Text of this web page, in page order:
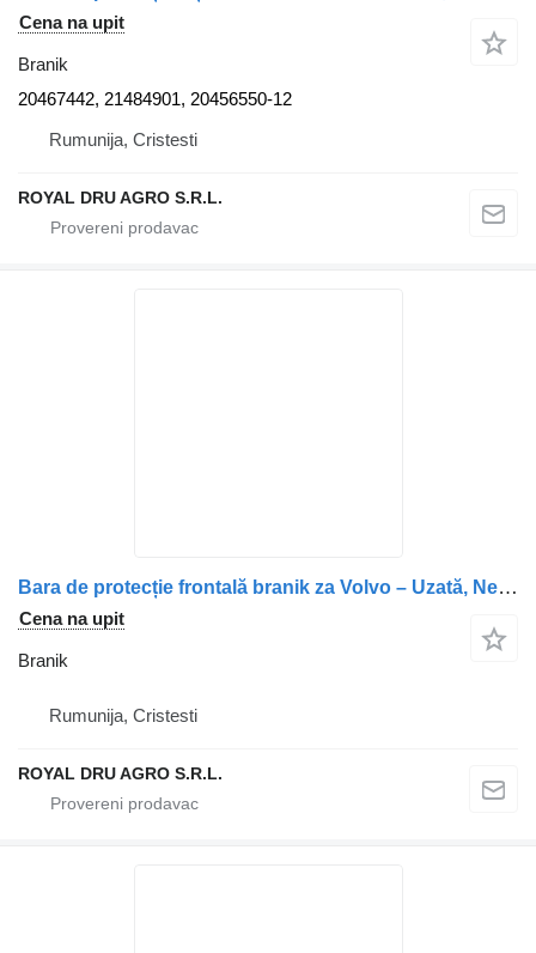
Cena na upit
Branik
20467442, 21484901, 20456550-12
Rumunija, Cristesti
ROYAL DRU AGRO S.R.L.
Bara de protecție frontală branik za Volvo – Uzată, Neagră kamiona
Cena na upit
Branik
Rumunija, Cristesti
ROYAL DRU AGRO S.R.L.